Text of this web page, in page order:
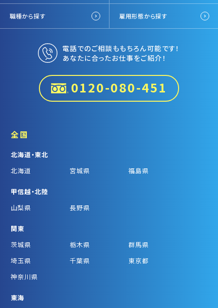
職種から探す 雇用形態から探す
電話でのご相談ももちろん可能です！
あなたに合ったお仕事をご紹介！
0120-080-451
全国
北海道・東北
北海道
宮城県 福島県
甲信越・北陸
山梨県
長野県
関東
茨城県
栃木県
群馬県
埼玉県
千葉県
東京都
神奈川県
東海